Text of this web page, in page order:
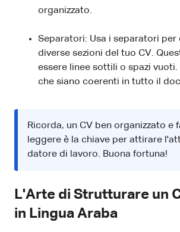
organizzato.
Separatori: Usa i separatori per
diverse sezioni del tuo CV.
essere linee sottili o spazi
che siano coerenti in tutto il
Ricorda, un CV ben organizzato e
leggere è la chiave per attirare
datore di lavoro. Buona fortuna!
L'Arte di Strutturare un
in Lingua Araba